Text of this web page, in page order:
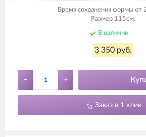
Время сохранения формы от
Размер 115см.
В наличии
3 350 руб.
- +
Заказ в 1 клик